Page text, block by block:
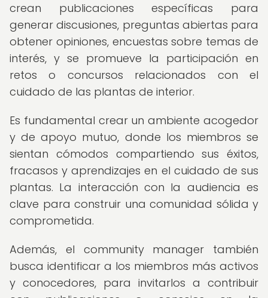
crean publicaciones específicas para
generar discusiones, preguntas abiertas para
obtener opiniones, encuestas sobre temas de
interés, y se promueve la participación en
retos o concursos relacionados con el
cuidado de las plantas de interior.
Es fundamental crear un ambiente acogedor
y de apoyo mutuo, donde los miembros se
sientan cómodos compartiendo sus éxitos,
fracasos y aprendizajes en el cuidado de sus
plantas. La interacción con la audiencia es
clave para construir una comunidad sólida y
comprometida.
Además, el community manager también
busca identificar a los miembros más activos
y conocedores, para invitarlos a contribuir